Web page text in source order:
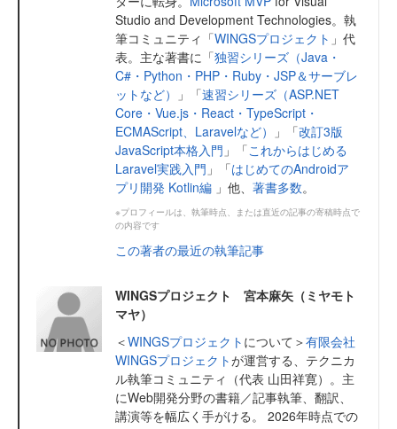
Studio and Development Technologies。執
筆コミュニティ「WINGSプロジェクト 」代
表。主な著書に「独習シリーズ（Java・
C#・Python・PHP・Ruby・JSP＆サーブレ
ットなど）
」「速習シリーズ（ASP.NET
Core・Vue.js・React・TypeScript・
ECMAScript、Laravelなど）
」「改訂3版
JavaScript本格入門 」「これからはじめる
Laravel実践入門 」「はじめてのAndroidア
プリ開発 Kotlin編 」他、 著書多数。
※プロフィールは、執筆時点、または直近の記事の寄稿時点で
の内容です
この著者の最近の執筆記事
WINGSプロジェクト 宮本麻矢（ミヤモト
マヤ）
＜WINGSプロジェクト について＞有限会社
WINGSプロジェクトが運営する、テクニカ
ル執筆コミュニティ（代表 山田祥寛）。主
にWeb開発分野の書籍／記事執筆、翻訳、
講演等を幅広く手がける。 2026年時点での